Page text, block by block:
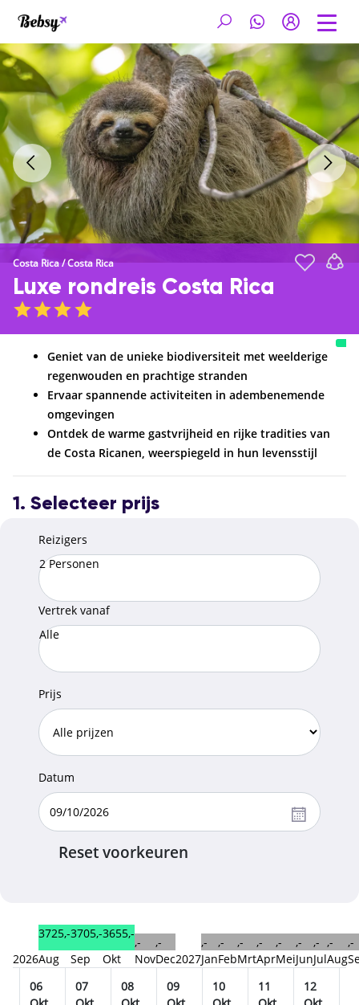
Costa Rica/Costa Rica
Luxe rondreis Costa Rica
Geniet van de unieke biodiversiteit met weelderige
regenwouden en prachtige stranden
Ervaar spannende activiteiten in adembenemende
omgevingen
Ontdek de warme gastvrijheid en rijke tradities van
de Costa Ricanen, weerspiegeld in hun levensstijl
1. Selecteer prijs
Reizigers
2 Personen
Vertrek vanaf
Alle
Prijs
Datum
Reset voorkeuren
2026
3725,-
Aug
3705,-
Sep
3655,-
Okt
,-
Nov
,-
Dec2027
,-
Jan
,-
Feb
,-
Mrt
,-
Apr
,-
Mei
,-
Jun
,-
Jul
,-
Aug
,-
06
07
08
09
10
11
12